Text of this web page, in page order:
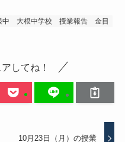
中 大根中学校 授業報告
金目
してね！
10月23日（月）の授業